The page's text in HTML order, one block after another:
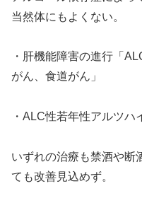
当然体にもよくない。
・肝機能障害の進行「
がん、食道がん」
・ALC性若年性アルツハ
いずれの治療も禁酒や断
ても改善見込めず。